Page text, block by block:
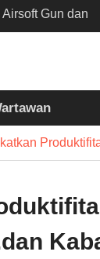
Gun dan
Slawi : “Dari
Bumi hingga